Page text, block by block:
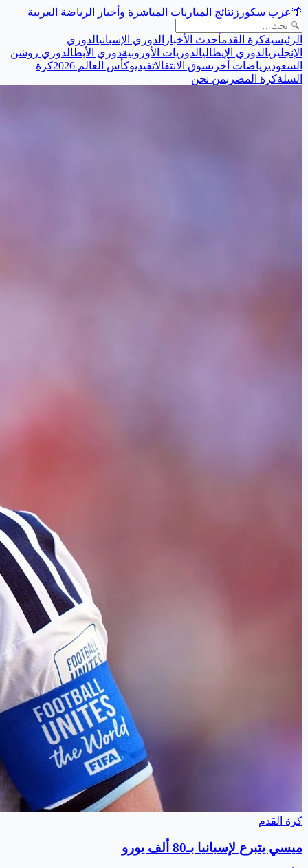
🌴عرب سكورز نتائج المباريات المباشرة وأخبار الرياضة العربية
الرئيسيةكرة القدمأحدث الأخبار الدوري الإسبانيالدوري
الإنجليزيالدوري الإيطاليالدوريات الأوروبيةدوري الأبطالدوري روشن
السعوديرياضات أخرىسوق الانتقالاتفيديوكأس العالم 2026
كرة
السلةكرة المضربمن نحن
كرة القدم
ميسي يتبرع لإسبانيا بـ80 ألف يورو